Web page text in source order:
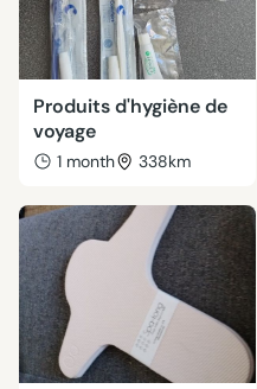
Produits d'hygiène de
voyage
1 month 338km